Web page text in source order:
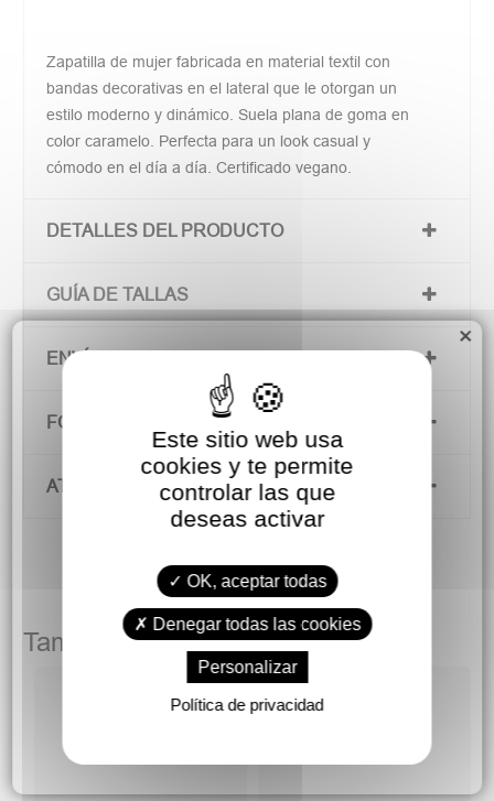
Zapatilla de mujer fabricada en material textil con
bandas decorativas en el lateral que le otorgan un
estilo moderno y dinámico. Suela plana de goma en
color caramelo. Perfecta para un look casual y
cómodo en el día a día. Certificado vegano.
DETALLES DEL PRODUCTO
GUÍA DE TALLAS
ENVÍOS Y DEVOLUCIONES
FORMAS DE PAGO
ATENCIÓN AL CLIENTE
También podría gustarte
×
Este sitio web usa
cookies y te permite
controlar las que
deseas activar
OK, aceptar todas
Denegar todas las cookies
Personalizar
Política de privacidad